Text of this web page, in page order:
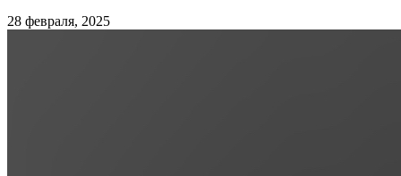
28 февраля, 2025